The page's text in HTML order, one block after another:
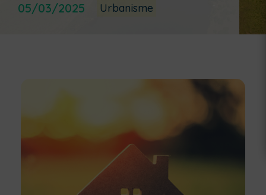
05/03/2025 Urbanisme